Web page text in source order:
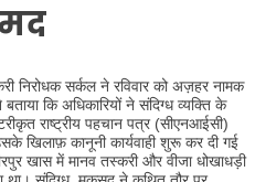
निरोधक सर्कल ने रविवार को अज़हर नामक
कि अधिकारियों ने संदिग्ध व्यक्ति के
राष्ट्रीय पहचान पत्र (सीएनआईसी)
खिलाफ़ कानूनी कार्यवाही शुरू कर दी गई
खास में मानव तस्करी और वीजा धोखाधड़ी